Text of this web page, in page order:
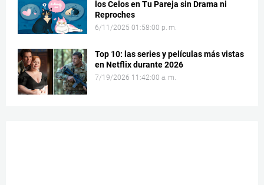
los Celos en Tu Pareja sin Drama ni
Reproches
6/11/2025 01:58:00 p. m.
Top 10: las series y películas más vistas
en Netflix durante 2026
7/19/2026 11:42:00 a. m.